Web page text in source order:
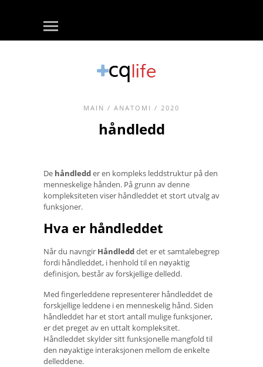
MAIN / ANATOMI / 2020
håndledd
De håndledder en kompleks leddstruktur på den
menneskelige hånden. På grunn av denne
kompleksiteten viser håndleddet et stort utvalg av
funksjoner.
Hva er håndleddet
Når du navngir Håndledddet er et samtalebegrep
fordi håndleddet, i henhold til en nøyaktig
definisjon, består av forskjellige delledd.
Med fingerleddene representerer håndleddet de
forskjellige leddene i en menneskelig hånd. Siden
håndleddet har et stort antall mulige funksjoner,
er det preget av en uttalt kompleksitet.
Håndleddet skylder sitt funksjonelle mangfold til
den nøyaktige interaksjonen mellom de enkelte
delleddene.